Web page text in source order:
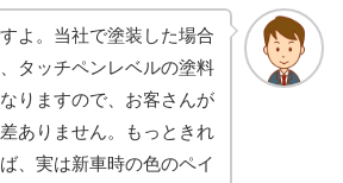
よ。当社で塗装した場合
タッチペンレベルの塗料
りますので、お客さんが
ありません。もっときれ
、実は新車時の色のペイ